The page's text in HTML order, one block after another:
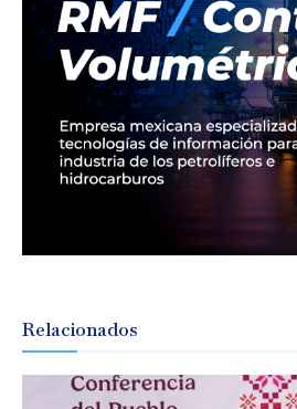
Relacionados